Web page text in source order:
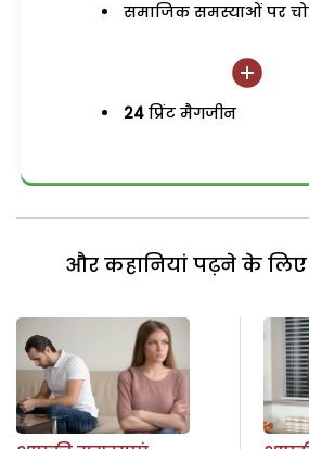
समाजिक समस्याओं पर
24 प्रिंट मैगजीन
और कहानियां पढ़ने के